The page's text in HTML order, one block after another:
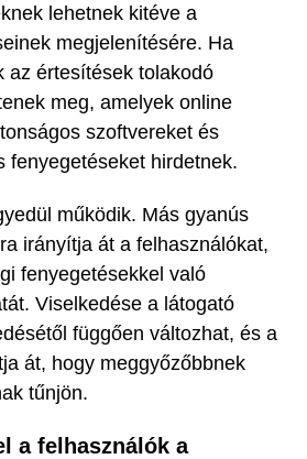
lehetnek kitéve a
megjelenítésére. Ha
az értesítések tolakodó
meg, amelyek online
szoftvereket és
fenyegetéseket hirdetnek.
működik. Más gyanús
irányítja át a felhasználókat,
fenyegetésekkel való
Viselkedése a látogató
függően változhat, és a
át, hogy meggyőzőbbnek
tűnjön.
a felhasználók a